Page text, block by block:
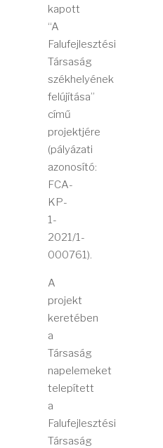
kapott
“A
Falufejlesztési
Társaság
székhelyének
felújítása”
című
projektjére
(pályázati
azonosító:
FCA-
KP-
1-
2021/1-
000761).
A
projekt
keretében
a
Társaság
napelemeket
telepített
a
Falufejlesztési
Társaság